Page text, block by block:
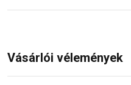
Vásárlói vélemények